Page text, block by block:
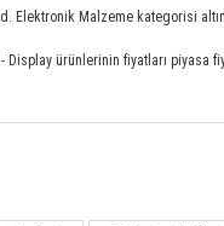
Elektronik Malzeme kategorisi
ürünlerinin fiyatları piyasa